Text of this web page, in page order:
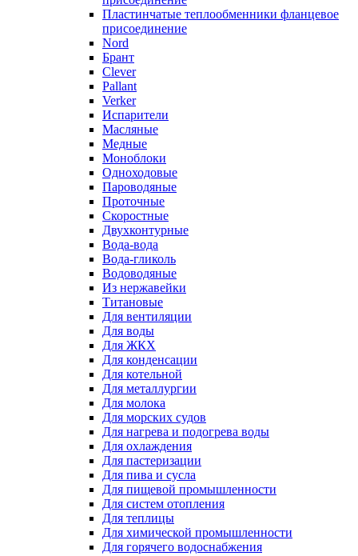
Пластинчатые теплообменники фланцевое
присоединение
Nord
Брант
Clever
Pallant
Verker
Испарители
Масляные
Медные
Моноблоки
Одноходовые
Пароводяные
Проточные
Скоростные
Двухконтурные
Вода-вода
Вода-гликоль
Водоводяные
Из нержавейки
Титановые
Для вентиляции
Для воды
Для ЖКХ
Для конденсации
Для котельной
Для металлургии
Для молока
Для морских судов
Для нагрева и подогрева воды
Для охлаждения
Для пастеризации
Для пива и сусла
Для пищевой промышленности
Для систем отопления
Для теплицы
Для химической промышленности
Для горячего водоснабжения